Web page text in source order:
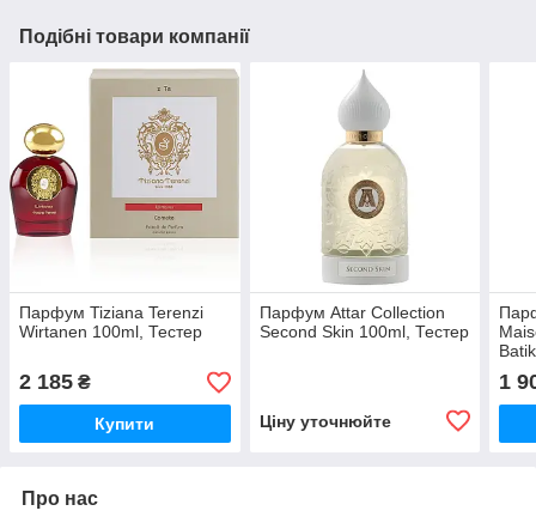
Подібні товари компанії
Парфум Tiziana Terenzi
Wirtanen 100ml, Тестер
2 185 ₴
Купити
Парфум Attar Collection
Second Skin 100ml, Тестер
Ціну уточнюйте
1
Про нас